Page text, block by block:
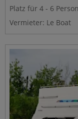
Platz für 4 - 6
Vermieter: Le Boat